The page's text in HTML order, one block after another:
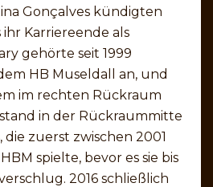
Gonçalves kündigten
ihr Karriereende als
gehörte seit 1999
HB Museldall an, und
im rechten Rückraum
in der Rückraummitte
die zuerst zwischen 2001
spielte, bevor es sie bis
2016 schließlich